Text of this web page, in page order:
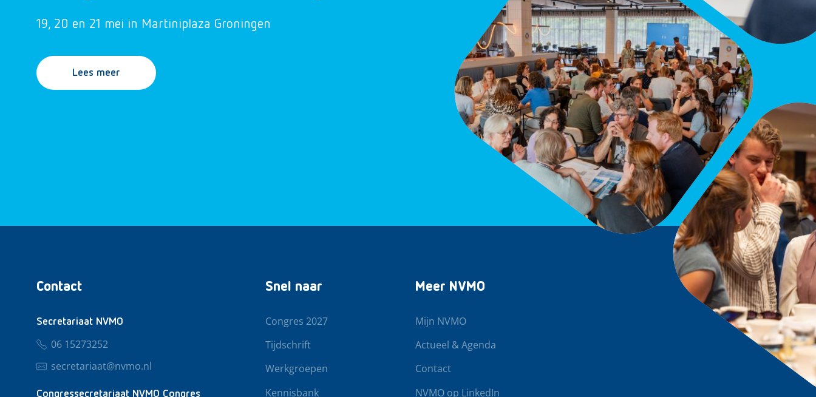
19, 20 en 21 mei in Martiniplaza Groningen
Lees meer
Contact
Secretariaat NVMO
06 15273252
secretariaat@nvmo.nl
Congressecretariaat NVMO Congres
Snel naar
Congres 2027
Tijdschrift
Werkgroepen
Kennisbank
Meer NVMO
Mijn NVMO
Actueel & Agenda
Contact
NVMO op LinkedIn